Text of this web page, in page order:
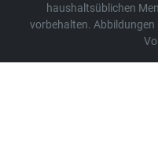
haushaltsüblichen
vorbehalten.